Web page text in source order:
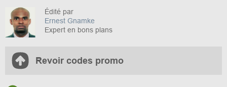
Édité par
Ernest Gnamke
Expert en bons plans
Revoir codes promo